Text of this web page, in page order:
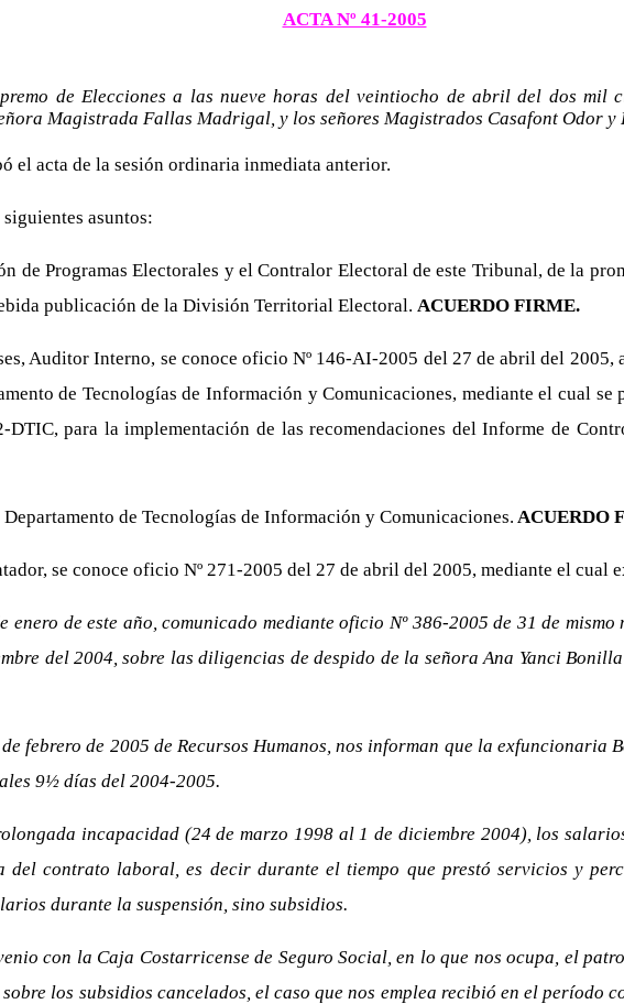
ACTA Nº 41-2005
de Elecciones a las nueve horas del veintiocho de abril del dos mil
Magistrada Fallas Madrigal, y los señores Magistrados Casafont Odor y
el acta de la sesión ordinaria inmediata anterior.
asuntos:
de Programas Electorales y el Contralor Electoral de este Tribunal, de la
publicación de la División Territorial Electoral. ACUERDO FIRME.
Auditor Interno, se conoce oficio Nº 146-AI-2005 del 27 de abril del
de Tecnologías de Información y Comunicaciones, mediante el cual
para la implementación de las recomendaciones del Informe de
de Tecnologías de Información y Comunicaciones. ACUERDO
se conoce oficio Nº 271-2005 del 27 de abril del 2005, mediante el cual
enero de este año, comunicado mediante oficio Nº 386-2005 de 31 de
del 2004, sobre las diligencias de despido de la señora Ana Yanci
febrero de 2005 de Recursos Humanos, nos informan que la exfuncionaria
9½ días del 2004-2005.
incapacidad (24 de marzo 1998 al 1 de diciembre 2004), los
del contrato laboral, es decir durante el tiempo que prestó servicios y
durante la suspensión, sino subsidios.
con la Caja Costarricense de Seguro Social, en lo que nos ocupa, el
los subsidios cancelados, el caso que nos emplea recibió en el período